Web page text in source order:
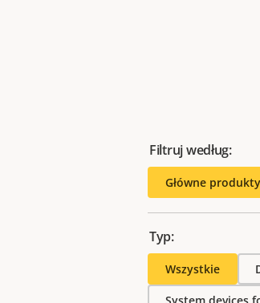
Filtruj według:
Główne produkty
Typ:
Wszystkie